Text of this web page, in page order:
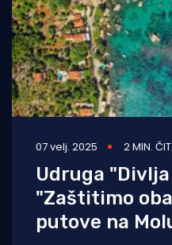
Pomorstvo
Ribolov
Ekologija
Tradicija i kultura
07 velj. 2025 2 MIN.
Udruga
"Zaštitimo
putove na